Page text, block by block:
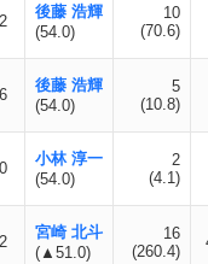
後藤 浩輝
(54.0)
10
(70.6)
後藤 浩輝
(54.0)
5
(10.8)
小林 淳一
(54.0)
2
(4.1)
宮崎 北斗
(▲51.0)
16
(260.4)